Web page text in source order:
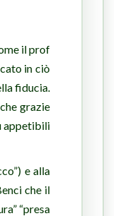
il prof
in ciò
fiducia.
grazie
appetibili
e alla
che il
“presa